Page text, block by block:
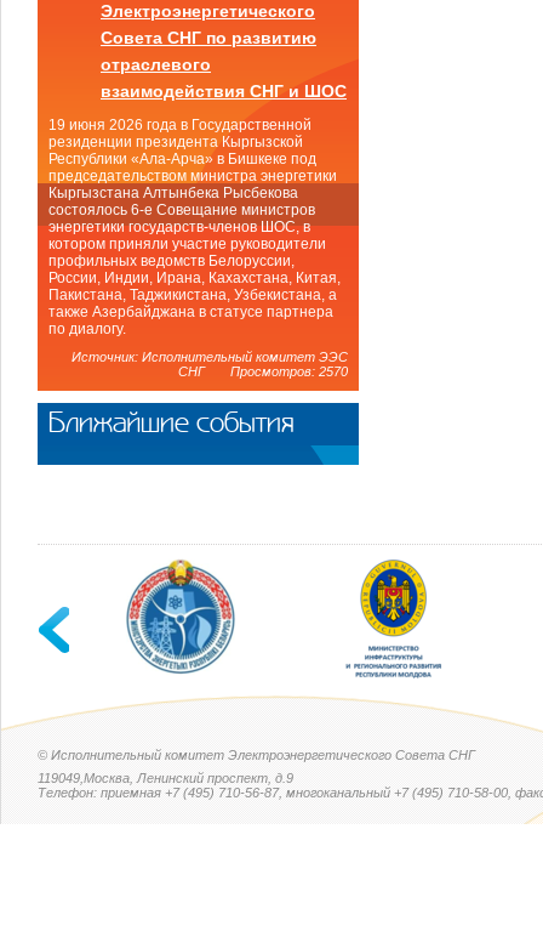
Электроэнергетического
Совета СНГ по развитию
отраслевого
взаимодействия СНГ и ШОС
19 июня 2026 года в Государственной
резиденции президента Кыргызской
Республики «Ала-Арча» в Бишкеке под
председательством министра энергетики
Кыргызстана Алтынбека Рысбекова
состоялось 6-е Совещание министров
энергетики государств-членов ШОС, в
котором приняли участие руководители
профильных ведомств Белоруссии,
России, Индии, Ирана, Кахахстана, Китая,
Пакистана, Таджикистана, Узбекистана, а
также Азербайджана в статусе партнера
по диалогу.
Источник: Исполнительный комитет ЭЭС
СНГ Просмотров: 2570
Ближайшие события
© Исполнительный комитет Электроэнергетического Совета СНГ
119049,Москва, Ленинский проспект, д.9
Телефон: приемная +7 (495) 710-56-87, многоканальный +7 (495) 710-58-00,